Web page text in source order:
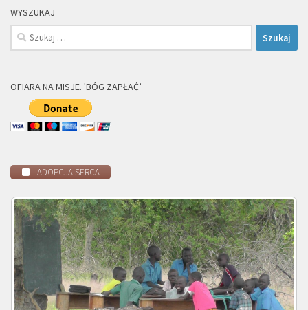
WYSZUKAJ
Szukaj:
OFIARA NA MISJE. 'BÓG ZAPŁAĆ’
ADOPCJA SERCA